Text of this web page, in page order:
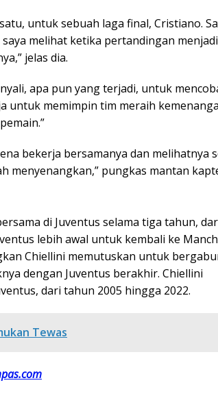
untuk sebuah laga final, Cristiano.
melihat ketika pertandingan
jelas dia.
apa pun yang terjadi, untuk
untuk memimpin tim meraih
bekerja bersamanya dan melihatnya
menyenangkan,” pungkas mantan
di Juventus selama tiga tahun,
lebih awal untuk kembali ke
Chiellini memutuskan untuk
dengan Juventus berakhir. Chiellini
dari tahun 2005 hingga 2022.
Tewas